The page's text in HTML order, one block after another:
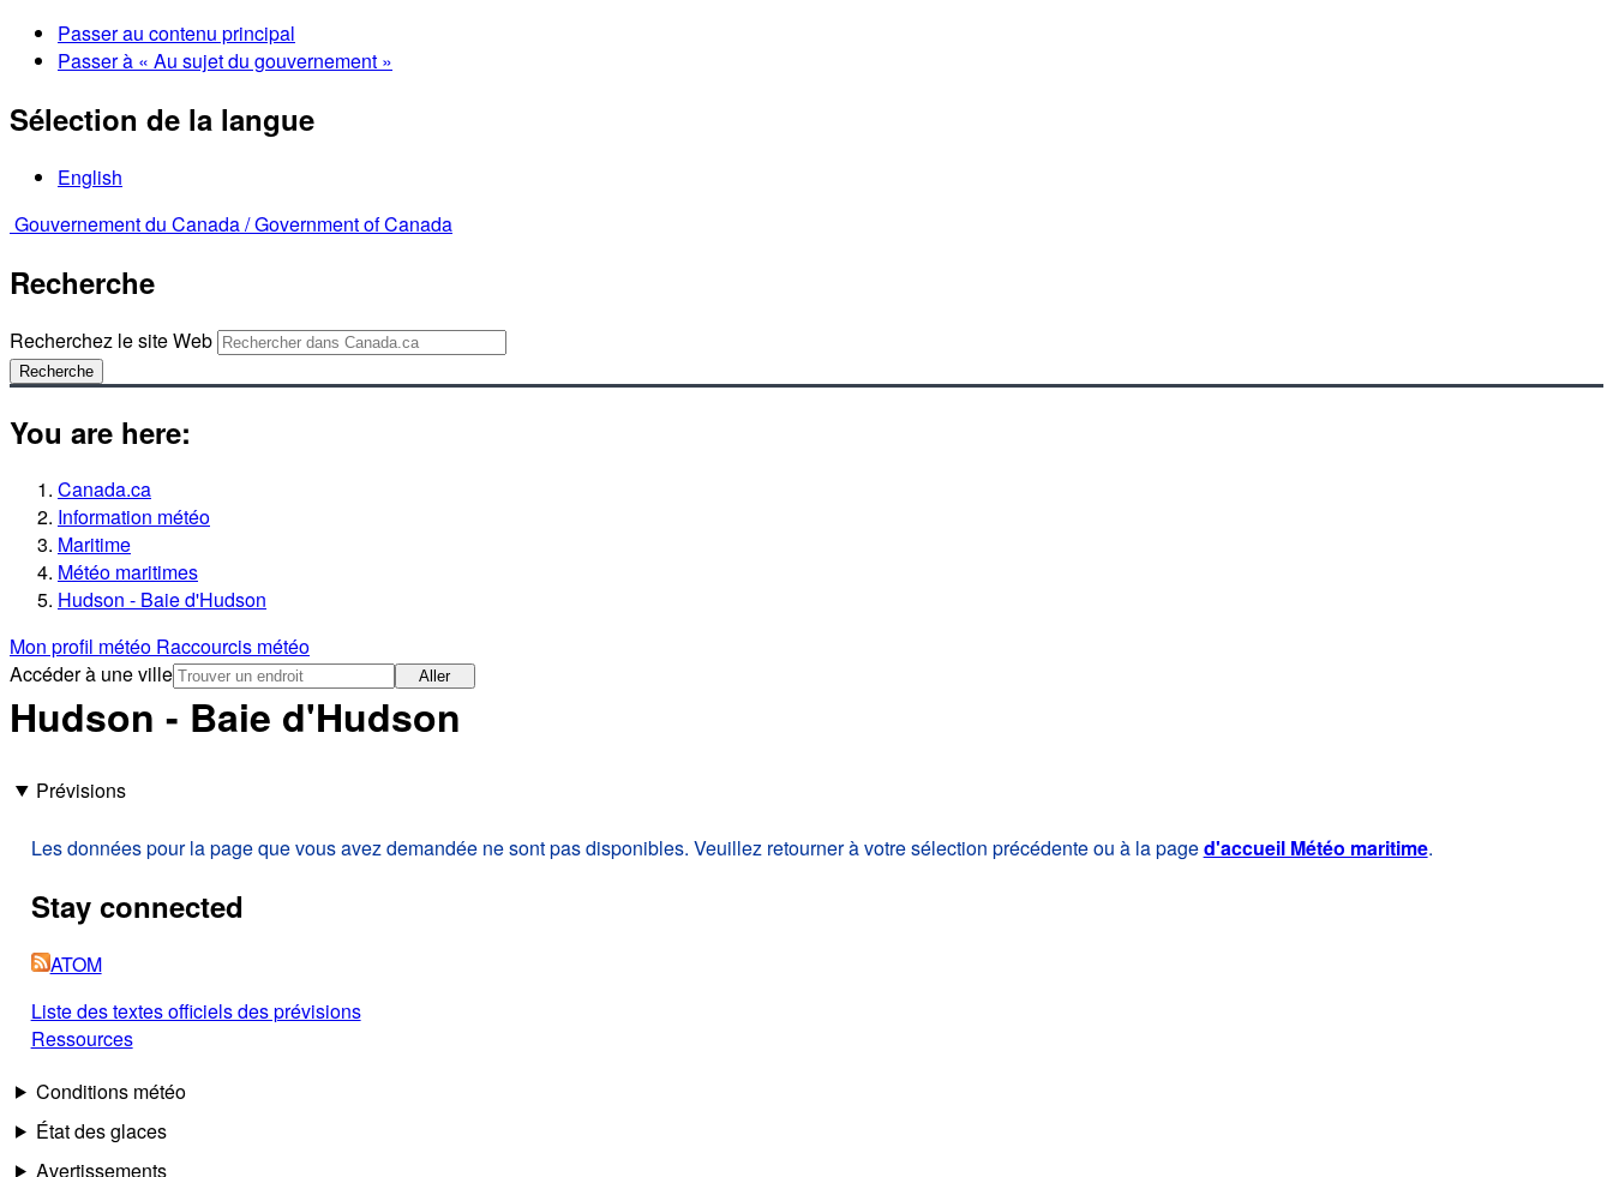
Passer au contenu principal
Passer à « Au sujet du gouvernement »
Sélection de la langue
English
Gouvernement du Canada /Government of Canada
Recherche
Recherchez le site Web
Recherche
You are here:
Canada.ca
Information météo
Maritime
Météo maritimes
Hudson - Baie d'Hudson
Mon profil météo Raccourcis météo
Accéder à une ville
Aller
Hudson - Baie d'Hudson
Prévisions
Les données pour la page que vous avez demandée ne sont pas disponibles. Veuillez retourner à votre sélection précédente ou à la paged'accueil Météo maritime.
Stay connected
ATOM
Liste des textes officiels des prévisions
Ressources
Conditions météo
État des glaces
Avertissements